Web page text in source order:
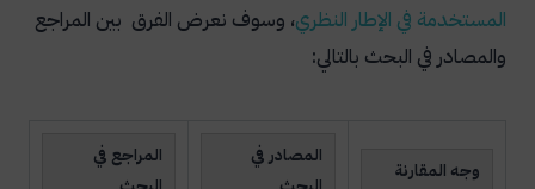
المستخدمة في الإطار النظري، وسوف نعرض الفرق بين المراجع
والمصادر في البحث بالتالي:
وجه المقارنة
المصادر في
المراجع في